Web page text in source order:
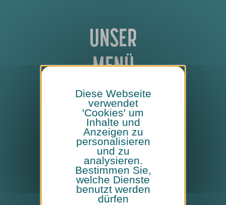
UNSER
MENÜ
Getränke
&
Speisen
Diese Webseite
verwendet
'Cookies' um
Inhalte und
Anzeigen zu
personalisieren
und zu
analysieren.
Bestimmen Sie,
welche Dienste
benutzt werden
dürfen